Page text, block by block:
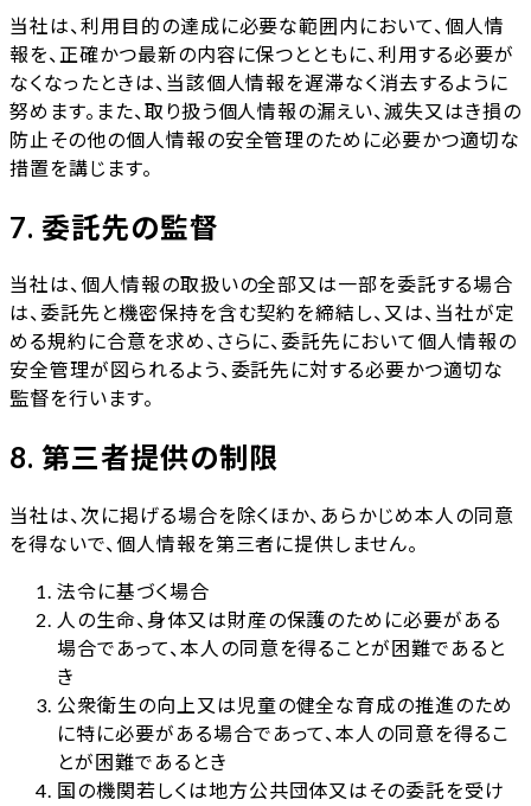
当社は、利用目的の達成に必要な範囲内において、個人情
報を、正確かつ最新の内容に保つとともに、利用する必要が
なくなったときは、当該個人情報を遅滞なく消去するように
努めます。また、取り扱う個人情報の漏えい、滅失又はき損の
防止その他の個人情報の安全管理のために必要かつ適切な
措置を講じます。
7. 委託先の監督
当社は、個人情報の取扱いの全部又は一部を委託する場合
は、委託先と機密保持を含む契約を締結し、又は、当社が定
める規約に合意を求め、さらに、委託先において個人情報の
安全管理が図られるよう、委託先に対する必要かつ適切な
監督を行います。
8. 第三者提供の制限
当社は、次に掲げる場合を除くほか、あらかじめ本人の同意
を得ないで、個人情報を第三者に提供しません。
法令に基づく場合
人の生命、身体又は財産の保護のために必要がある
場合であって、本人の同意を得ることが困難であると
き
公衆衛生の向上又は児童の健全な育成の推進のため
に特に必要がある場合であって、本人の同意を得るこ
とが困難であるとき
国の機関若しくは地方公共団体又はその委託を受け